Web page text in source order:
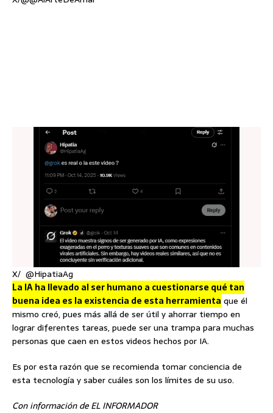
X/ @HipatiaAg
La IA ha llevado al ser humano a cuestionarse qué tan
buena idea es la existencia de esta herramienta que él
mismo creó, pues más allá de ser útil y ahorrar tiempo en
lograr diferentes tareas, puede ser una trampa para muchas
personas que caen en estos videos hechos por IA.
Es por esta razón que se recomienda tomar conciencia de
esta tecnología y saber cuáles son los límites de su uso.
Con información de EL INFORMADOR